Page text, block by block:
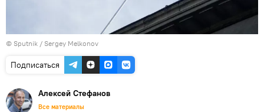
© Sputnik / Sergey Melkonov
Подписаться
Алексей Стефанов
Все материалы